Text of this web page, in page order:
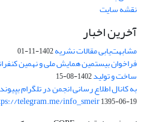
نقشه سایت
آخرین اخبار
مشابهت‌یابی مقالات نشریه1402-11-01
فراخوان بیستمین همایش ملی و نهمین
ساخت و تولید1402-08-15
به کانال اطلاع رسانی انجمن در تلگرام
telegram.me/info_smeir1395-06-19